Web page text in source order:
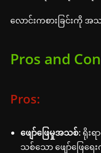
လောင်းကစားခြင်းကို အ
Pros and
Pros:
ဖျော်ဖြေမှုအသစ်: ရိုးရ
သစ်သော ဖျော်ဖြေရေ